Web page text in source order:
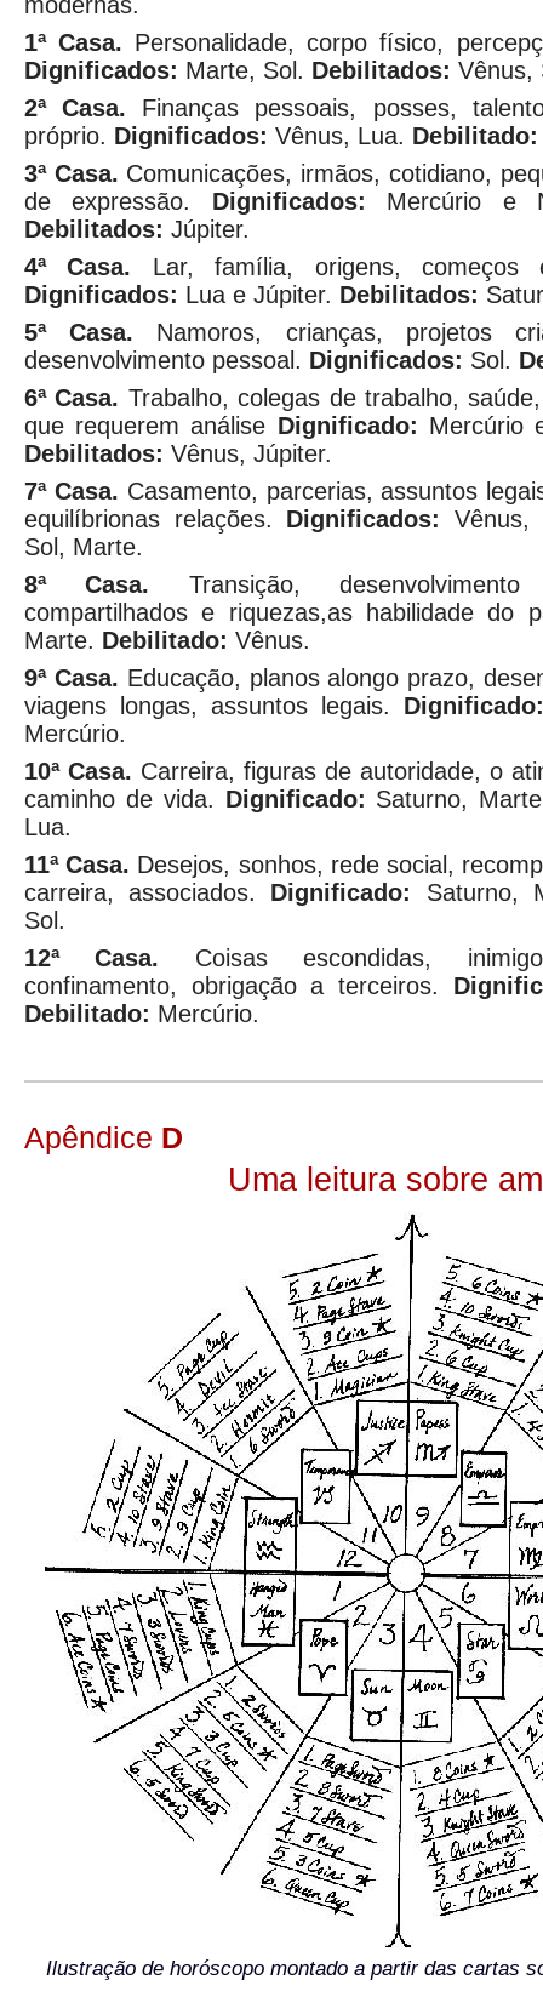
1ª Casa. Personalidade, corpo físico,
Dignificados: Marte, Sol. Debilitados: Vênus,
2ª Casa. Finanças pessoais, posses,
próprio. Dignificados: Vênus, Lua. Debilitado:
3ª Casa. Comunicações, irmãos, cotidiano,
de expressão. Dignificados: Mercúrio e
Debilitados: Júpiter.
4ª Casa. Lar, família, origens, começos
Dignificados: Lua e Júpiter. Debilitados:
5ª Casa. Namoros, crianças, projetos
desenvolvimento pessoal. Dignificados: Sol.
6ª Casa. Trabalho, colegas de trabalho,
que requerem análise Dignificado: Mercúrio
Debilitados: Vênus, Júpiter.
7ª Casa. Casamento, parcerias, assuntos
equilíbrionas relações. Dignificados:
Sol, Marte.
8ª Casa. Transição,
compartilhados e riquezas,as habilidade do
Marte. Debilitado: Vênus.
9ª Casa. Educação, planos alongo prazo,
viagens longas, assuntos legais. Dignificado:
Mercúrio.
10ª Casa. Carreira, figuras de autoridade, o
caminho de vida. Dignificado: Saturno,
Lua.
11ª Casa. Desejos, sonhos, rede social,
carreira, associados. Dignificado:
Saturno,
Sol.
12ª Casa. Coisas escondidas,
confinamento, obrigação a terceiros.
Debilitado: Mercúrio.
Apêndice D
Uma leitura sobre
Ilustração de horóscopo montado a partir das cartas